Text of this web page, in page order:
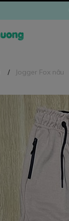
/ Jogger Fox nâu